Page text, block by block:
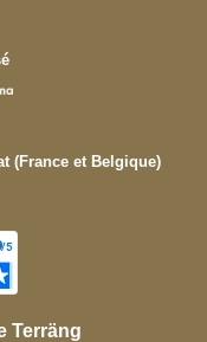
(France et Belgique)
Terräng